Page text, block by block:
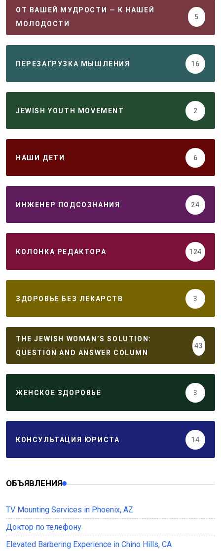
ОТ ВАШЕЙ МУДРОСТИ — К НАШЕЙ
МОЛОДОСТИ
5
ПЕРЕЗАГРУЗКА МЫШЛЕНИЯ 16
JEWISH YOUTH MOVEMENT 2
НАШИ ДЕТИ 6
ИНЖЕНЕР ПОДСОЗНАНИЯ 24
КОЛОНКА РЕДАКТОРА 124
ЗДОРОВЬЕ БЕЗ ЛЕКАРСТВ 3
THE JEWISH WOMAN’S SOLUTION:
QUESTION AND ANSWER COLUMN
43
ЖЕНСКОЕ ЗДОРОВЬЕ 3
КОНСУЛЬТАЦИЯ ЮРИСТА 14
ОБЪЯВЛЕНИЯ
TV Mounting Services in Phoenix, AZ
Доктор по телефону
Elevated Barbering Experience in Chino Hills, CA